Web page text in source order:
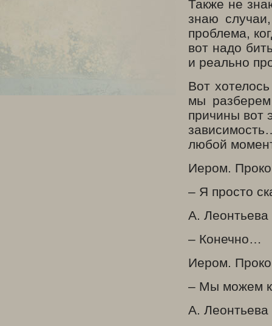
Также не
знаю
проблема,
вот надо
и реально
Вот
мы разберем
причины вот
любой
Иером.
– Я просто
А. Леонтьева
– Конечно…
Иером.
– Мы можем
А. Леонтьева